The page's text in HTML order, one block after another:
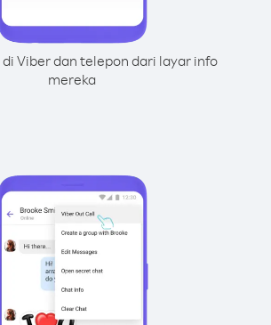
Viber dan telepon dari layar info
mereka